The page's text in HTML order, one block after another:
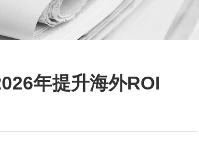
年提升海外ROI